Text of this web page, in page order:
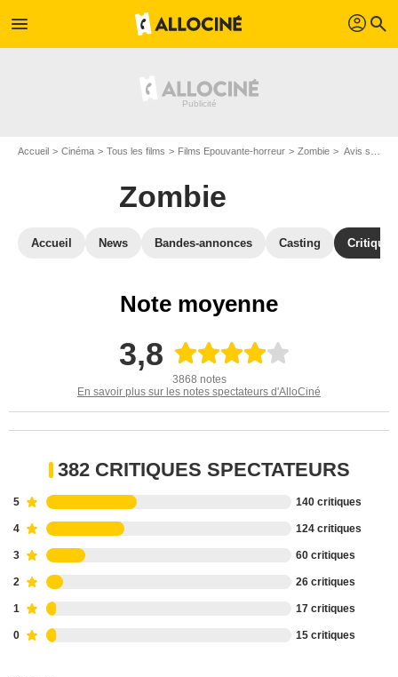
menu profil search
Accueil Cinéma Tous les films Films Epouvante-horreur Zombie Avis sur Zombie
Zombie
Accueil News Bandes-annonces Casting
Note moyenne
3,8
3868 notes
En savoir plus sur les notes spectateurs d'AlloCiné
382 CRITIQUES SPECTATEURS
5 140 critiques
4 124 critiques
3 60 critiques
2 26 critiques
1 17 critiques
0 15 critiques